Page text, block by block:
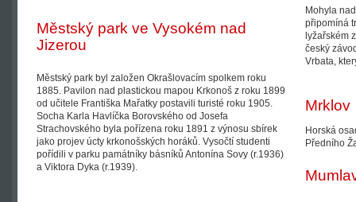
Městský park ve Vysokém nad
Jizerou
Městský park byl založen Okrašlovacím spolkem roku
1885. Pavilon nad plastickou mapou Krkonoš z roku 1899
od učitele Františka Mařatky postavili turisté roku 1905.
Socha Karla Havlíčka Borovského od Josefa
Strachovského byla pořízena roku 1891 z výnosu sbírek
jako projev úcty krkonošských horáků. Vysočtí studenti
pořídili v parku památníky básníků Antonína Sovy (r.1936)
a Viktora Dyka (r.1939).
Mohyla
připomíná
lyžařském
český
Vrbata,
Mrklov
Horská
Předního